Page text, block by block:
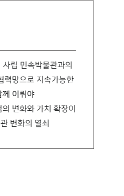
사립 민속박물관과의
력망으로 지속가능한
께 이뤄야
변화와 가치 확장이
변화의 열쇠